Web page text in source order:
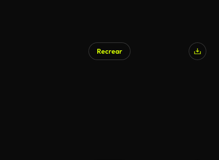
Recrear